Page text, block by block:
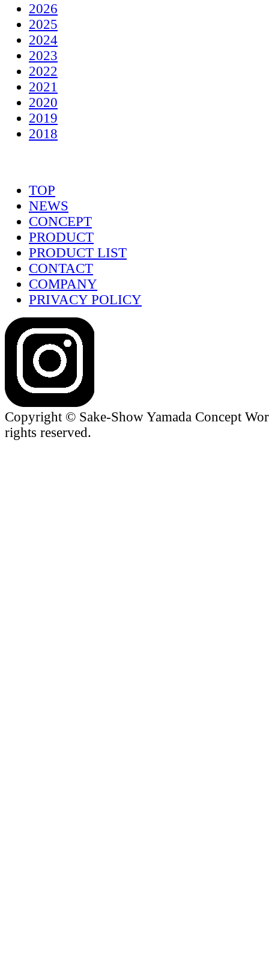
2026
2025
2024
2023
2022
2021
2020
2019
2018
TOP
NEWS
CONCEPT
PRODUCT
PRODUCT LIST
CONTACT
COMPANY
PRIVACY POLICY
Copyright © Sake-Show Yamada Concept
rights reserved.